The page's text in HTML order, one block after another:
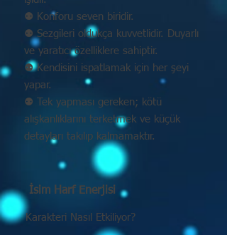
⚉ Konforu seven biridir.
⚉ Sezgileri oldukça kuvvetlidir. Duyarlı
ve yaratıcı özelliklere sahiptir.
⚉ Kendisini ispatlamak için her şeyi
yapar.
⚉ Tek yapması gereken; kötü
alışkanlıklarını terketmek ve küçük
detayları takılıp kalmamaktır.
İsim Harf Enerjisi
Karakteri Nasıl Etkiliyor?